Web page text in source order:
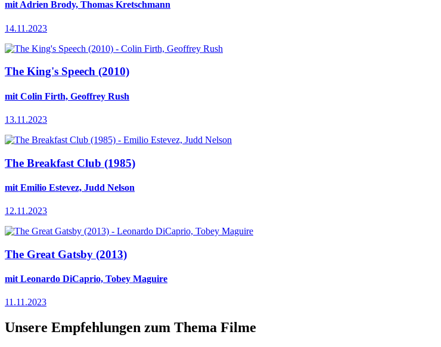
mit Adrien Brody, Thomas Kretschmann
14.11.2023
The King's Speech (2010)
mit Colin Firth, Geoffrey Rush
13.11.2023
The Breakfast Club (1985)
mit Emilio Estevez, Judd Nelson
12.11.2023
The Great Gatsby (2013)
mit Leonardo DiCaprio, Tobey Maguire
11.11.2023
Unsere Empfehlungen zum Thema Filme